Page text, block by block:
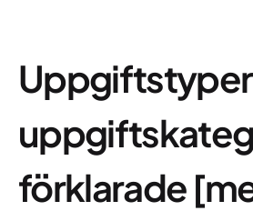
förklarade